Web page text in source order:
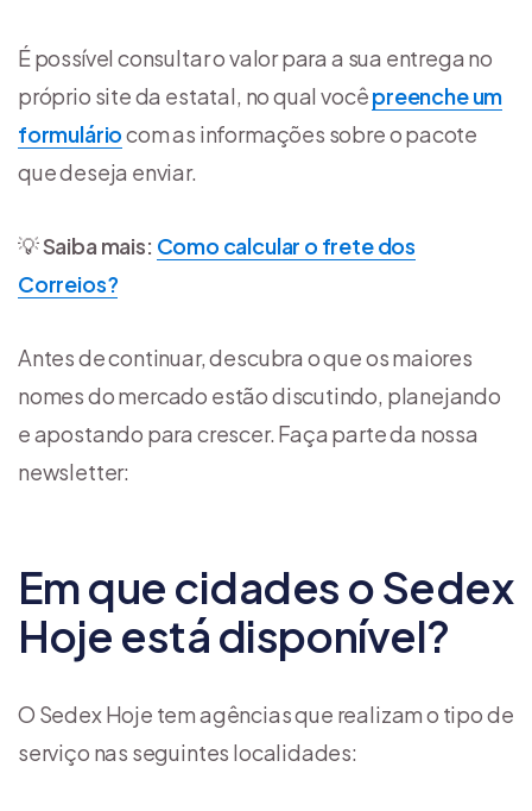
É possível consultar o valor para a sua entrega no
próprio site da estatal, no qual vocêpreenche um
formuláriocom as informações sobre o pacote
que deseja enviar.
💡Saiba mais: Como calcular o frete dos
Correios?
Antes de continuar, descubra o que os maiores
nomes do mercado estão discutindo, planejando
e apostando para crescer. Faça parte da nossa
newsletter:
Em que cidades o Sedex
Hoje está disponível?
O Sedex Hoje tem agências que realizam o tipo de
serviço nas seguintes localidades: